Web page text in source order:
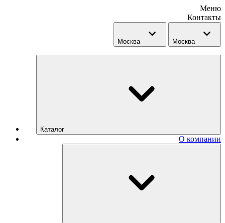
Меню
Контакты
Москва Москва
Каталог
О компании